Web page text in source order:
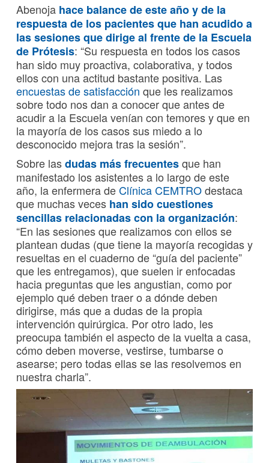
Abenoja hace balance de este año y de la
respuesta de los pacientes que han acudido a
las sesiones que dirige al frente de la Escuela
de Prótesis: “Su respuesta en todos los casos
han sido muy proactiva, colaborativa, y todos
ellos con una actitud bastante positiva. Las
encuestas de satisfacción que les realizamos
sobre todo nos dan a conocer que antes de
acudir a la Escuela venían con temores y que en
la mayoría de los casos sus miedo a lo
desconocido mejora tras la sesión”.
Sobre lasdudas más frecuentesque han
manifestado los asistentes a lo largo de este
año, la enfermera deClínica CEMTROdestaca
que muchas veces han sido cuestiones
sencillas relacionadas con la organización:
“En las sesiones que realizamos con ellos se
plantean dudas (que tiene la mayoría recogidas y
resueltas en el cuaderno de “guía del paciente”
que les entregamos), que suelen ir enfocadas
hacia preguntas que les angustian, como por
ejemplo qué deben traer o a dónde deben
dirigirse, más que a dudas de la propia
intervención quirúrgica. Por otro lado, les
preocupa también el aspecto de la vuelta a casa,
cómo deben moverse, vestirse, tumbarse o
asearse; pero todas ellas se las resolvemos en
nuestra charla”.